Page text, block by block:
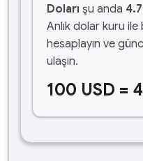
Doları şu anda
Anlık dolar kuru ile
hesaplayın ve
ulaşın.
100 USD =